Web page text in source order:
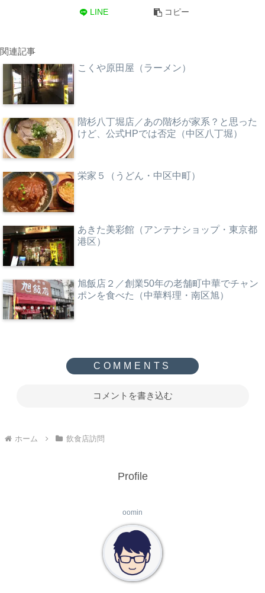
LINE コピー
関連記事
こくや原田屋（ラーメン）
階杉八丁堀店／あの階杉が家系？と思った
けど、公式HPでは否定（中区八丁堀）
栄家５（うどん・中区中町）
あきた美彩館（アンテナショップ・東京都
港区）
旭飯店２／創業50年の老舗町中華でチャン
ポンを食べた（中華料理・南区旭）
コメントを書き込む
ホーム 飲食店訪問
Profile
oomin